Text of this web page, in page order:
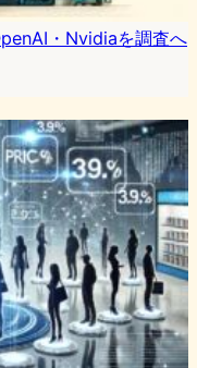
・Nvidiaを調査へ